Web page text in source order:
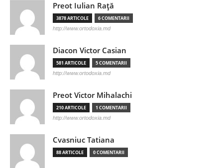
Preot Iulian Raţă
3878 ARTICOLE 6 COMENTARII
http://www.ortodoxia.md
Diacon Victor Casian
581 ARTICOLE 5 COMENTARII
http://www.ortodoxia.md
Preot Victor Mihalachi
210 ARTICOLE 1 COMENTARII
http://www.ortodoxia.md
Cvasniuc Tatiana
88 ARTICOLE 0 COMENTARII